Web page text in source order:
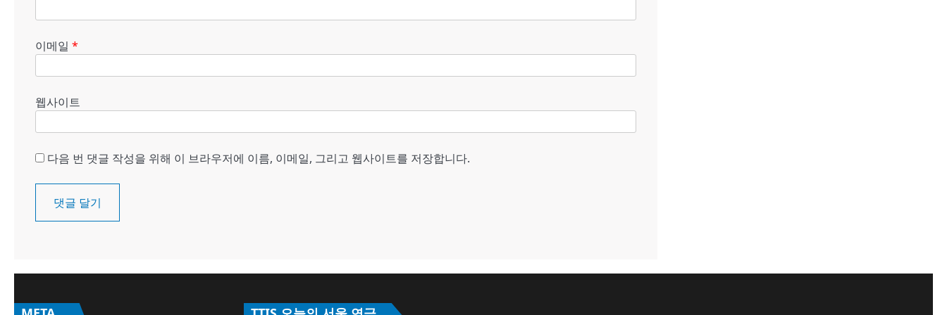
이메일 *
웹사이트
다음 번 댓글 작성을 위해 이 브라우저에 이름, 이메일, 그리고 웹사이트를 저장합니다.